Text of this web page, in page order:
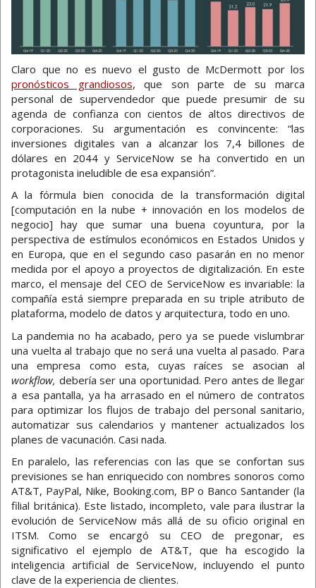
Claro que no es nuevo el gusto de McDermott por los
pronósticos grandiosos, que son parte de su marca
personal de supervendedor que puede presumir de su
agenda de confianza con cientos de altos directivos de
corporaciones. Su argumentación es convincente: “las
inversiones digitales van a alcanzar los 7,4 billones de
dólares en 2044 y ServiceNow se ha convertido en un
protagonista ineludible de esa expansión”.
A la fórmula bien conocida de la transformación digital
[computación en la nube + innovación en los modelos de
negocio] hay que sumar una buena coyuntura, por la
perspectiva de estímulos económicos en Estados Unidos y
en Europa, que en el segundo caso pasarán en no menor
medida por el apoyo a proyectos de digitalización. En este
marco, el mensaje del CEO de ServiceNow es invariable: la
compañía está siempre preparada en su triple atributo de
plataforma, modelo de datos y arquitectura, todo en uno.
La pandemia no ha acabado, pero ya se puede vislumbrar
una vuelta al trabajo que no será una vuelta al pasado. Para
una empresa como esta, cuyas raíces se asocian al
workflow, debería ser una oportunidad. Pero antes de llegar
a esa pantalla, ya ha arrasado en el número de contratos
para optimizar los flujos de trabajo del personal sanitario,
automatizar sus calendarios y mantener actualizados los
planes de vacunación. Casi nada.
En paralelo, las referencias con las que se confortan sus
previsiones se han enriquecido con nombres sonoros como
AT&T, PayPal, Nike, Booking.com, BP o Banco Santander (la
filial británica). Este listado, incompleto, vale para ilustrar la
evolución de ServiceNow más allá de su oficio original en
ITSM. Como se encargó su CEO de pregonar, es
significativo el ejemplo de AT&T, que ha escogido la
inteligencia artificial de ServiceNow, incluyendo el punto
clave de la experiencia de clientes.